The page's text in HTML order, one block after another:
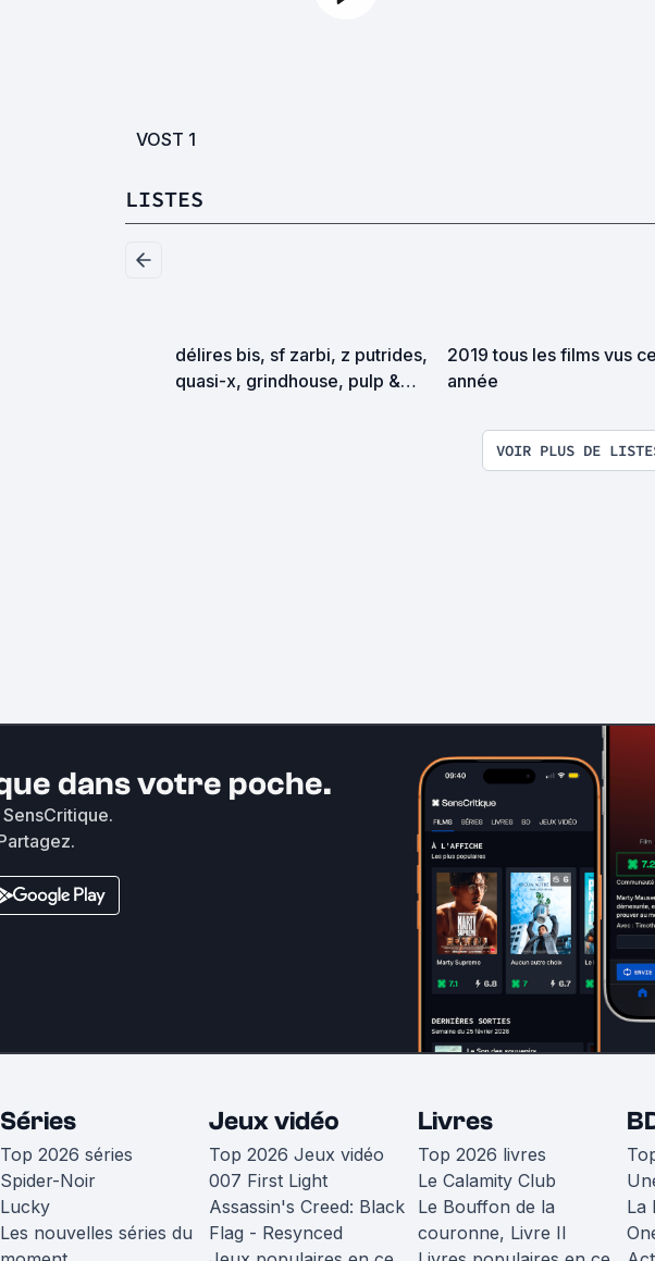
VOST 1
LISTES
délires bis, sf zarbi, z putrides,
quasi-x, grindhouse, pulp &
2019 tous les films vus
année
VOIR PLUS DE
dans votre poche.
Séries
Top 2026 séries
Spider-Noir
Lucky
Les nouvelles séries du
Jeux vidéo
Top 2026 Jeux vidéo
007 First Light
Assassin's Creed: Black
Flag - Resynced
Livres
Top 2026 livres
Le Calamity Club
Le Bouffon de la
couronne, Livre II
La